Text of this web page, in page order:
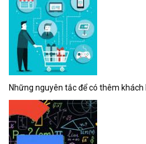
Những nguyên tắc để có thêm